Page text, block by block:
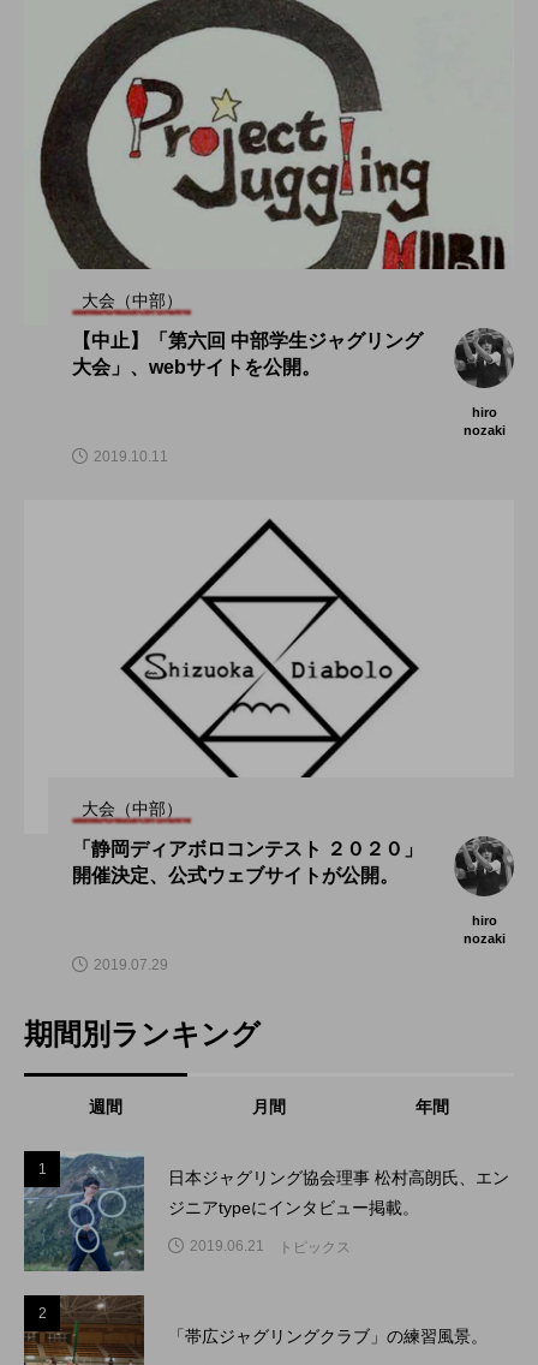
大会（中部）
【中止】「第六回 中部学生ジャグリング
大会」、webサイトを公開。
hiro
nozaki
2019.10.11
大会（中部）
「静岡ディアボロコンテスト ２０２０」
開催決定、公式ウェブサイトが公開。
hiro
nozaki
2019.07.29
期間別ランキング
週間 月間 年間
1
日本ジャグリング協会理事 松村高朗氏、エン
ジニアtypeにインタビュー掲載。
2019.06.21 トピックス
2
「帯広ジャグリングクラブ」の練習風景。